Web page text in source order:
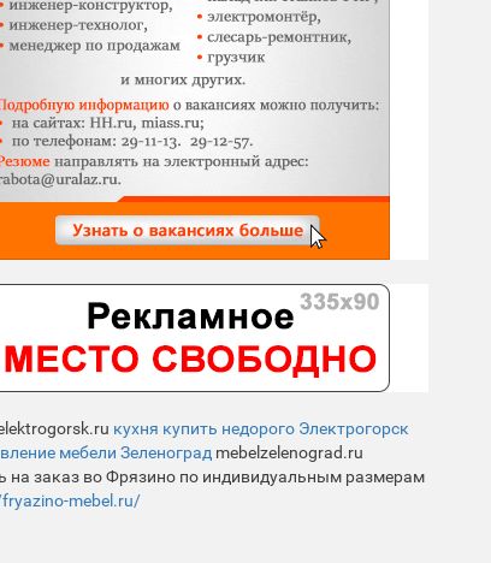
кухня купить недорого Электрогорск
мебели Зеленоград mebelzelenograd.ru
на заказ во Фрязино по индивидуальным размерам
mebel.ru/